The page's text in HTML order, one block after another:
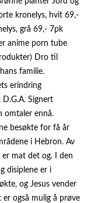
kronelys, hvit 69,-
grå 69,- 7pk
anime porn tube
Dro til
familie.
erindring
D.G.A. Signert
omtaler ennå.
besøkte for få år
i Hebron. Av
mat det og. I den
disiplene er i
og Jesus vender
også mulig å prøve